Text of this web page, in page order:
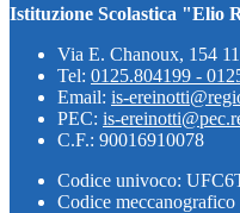
Istituzione Scolastica "Elio
Via E. Chanoux, 154
Tel: 0125.804199 -
Email: is-
PEC: is-
C.F.: 90016910078
Codice univoco:
Codice